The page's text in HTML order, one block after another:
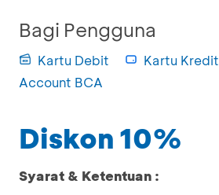
Bagi Pengguna
Kartu Debit Kartu Kredit
Account BCA
Diskon 10%
Syarat & Ketentuan :